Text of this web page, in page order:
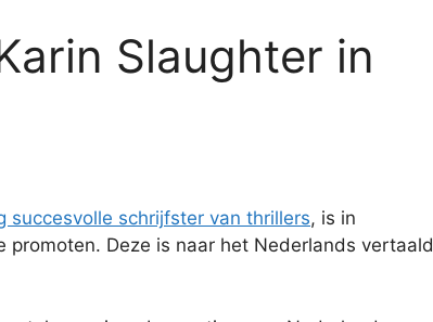
Slaughter in
succesvolle schrijfster van thrillers, is in
promoten. Deze is naar het Nederlands vertaald